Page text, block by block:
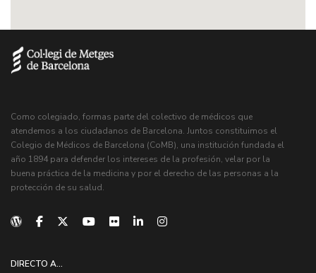
Como colegiado, formas parte del colectivo de médicos que
atendemos a los ciudadanos de Barcelona. Juntos constituimos el
Colegio de Médicos de Barcelona (CoMB), una institución fundada el
año 1894 para defender los intereses de la profesión, velar por la
buena práctica de la medicina y por el derecho de las personas a la
protección de su salud.
DIRECTO A...